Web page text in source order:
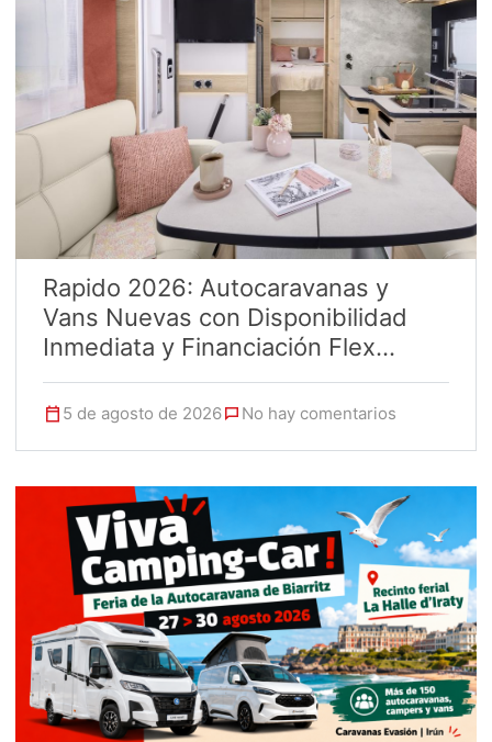
Rapido 2026: Autocaravanas y
Vans Nuevas con Disponibilidad
Inmediata y Financiación Flex...
5 de agosto de 2026 No hay comentarios